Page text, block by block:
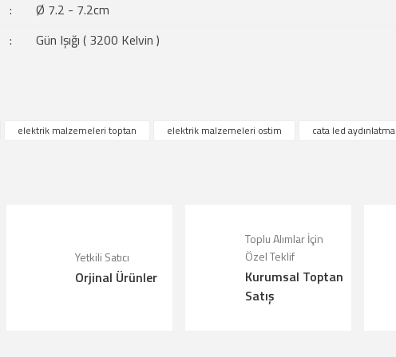
:
Ø 7.2 - 7.2cm
: Gün Işığı ( 3200 Kelvin )
elektrik malzemeleri toptan elektrik malzemeleri ostim cata led aydınlatma
Yetkili Satıcı
Orjinal Ürünler
Toplu Alımlar İçin
Özel Teklif
Kurumsal Toptan
Satış